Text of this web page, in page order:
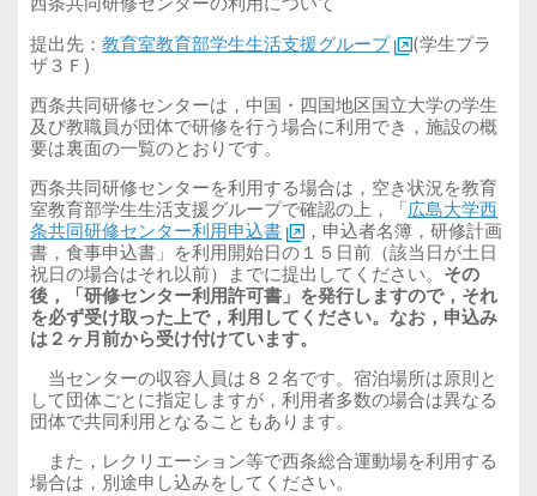
提出先： 教育室教育部学生生活支援グループ (学生プラ
ザ３Ｆ )
西条共同研修センターは，中国・四国地区国立大学の学生
及び教職員が団体で研修を行う場合に利用でき，施設の概
要は裏面の一覧のとおりです。
西条共同研修センターを利用する場合は，空き状況を教育
室教育部学生生活支援グループで確認の上，「広島大学西
条共同研修センター利用申込書
，申込者名簿，研修計画
書，食事申込書」を利用開始日の１５日前（該当日が土日
祝日の場合はそれ以前）までに提出してください。 その
後，「研修センター利用許可書」を発行しますので，それ
を必ず受け取った上で，利用してください。なお，申込み
は２ヶ月前から受け付けています。
当センターの収容人員は８２名です。宿泊場所は原則と
して団体ごとに指定しますが，利用者多数の場合は異なる
団体で共同利用となることもあります。
また，レクリエーション等で西条総合運動場を利用する
場合は，別途申し込みをしてください。